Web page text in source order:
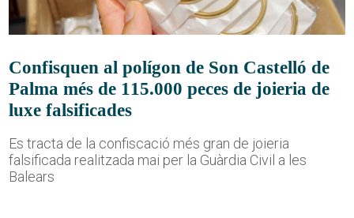
Confisquen al polígon de Son Castelló de
Palma més de 115.000 peces de joieria de
luxe falsificades
Es tracta de la confiscació més gran de joieria
falsificada realitzada mai per la Guàrdia Civil a les
Balears